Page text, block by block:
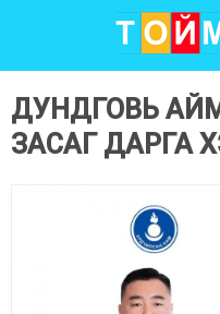
ДУНДГОВЬ
ЗАСАГ ДАРГА